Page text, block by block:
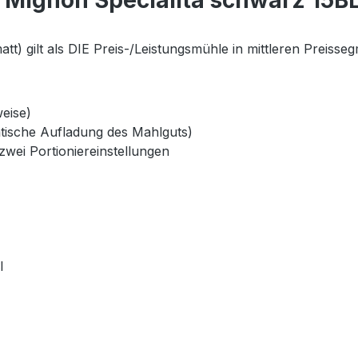
gilt als DIE Preis-/Leistungsmühle in mittleren
Aufladung des Mahlguts)
Portioniereinstellungen